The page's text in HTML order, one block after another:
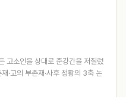
고소인을 상대로 준강간을 저질렀
·고의 부존재·사후 정황의 3축 논